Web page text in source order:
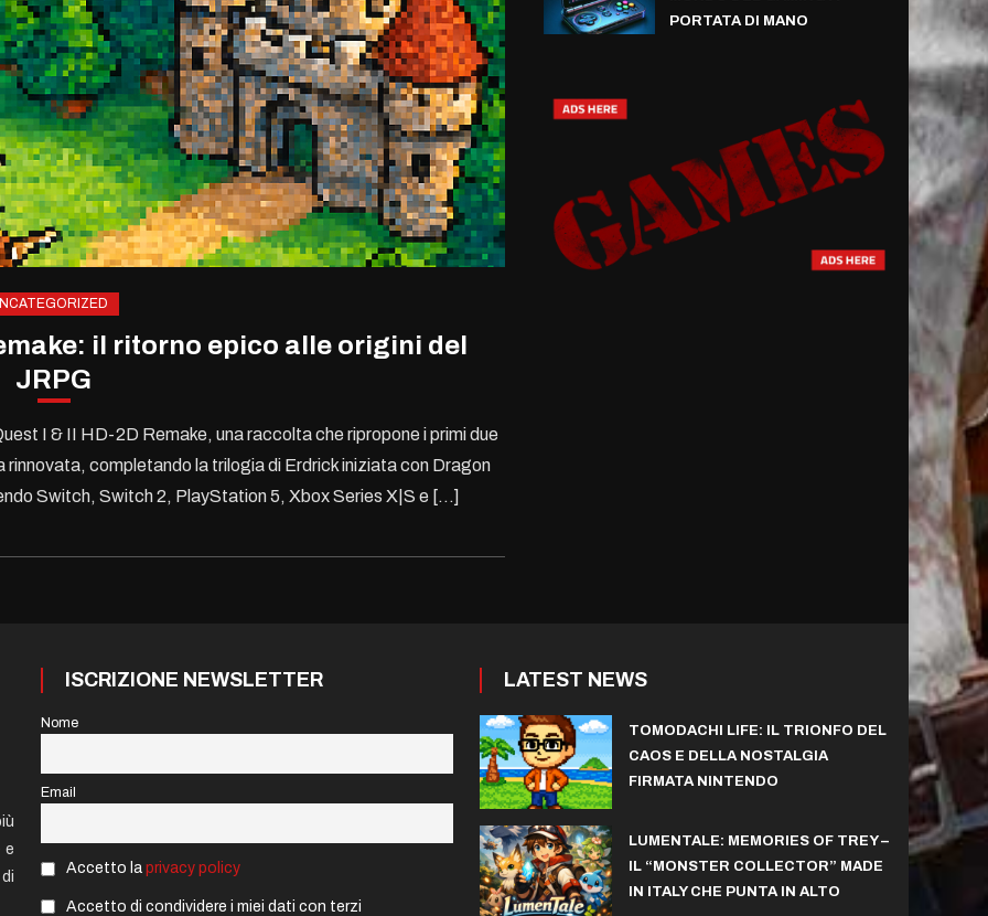
il ritorno epico alle origini del
JRPG
I & II HD-2D Remake, una raccolta che ripropone i primi due
completando la trilogia di Erdrick iniziata con Dragon
Switch, Switch 2, PlayStation 5, Xbox Series X|S e […]
PORTATA DI MANO
e
ISCRIZIONE NEWSLETTER
Nome
Email
Accetto laprivacy policy
Accetto di condividere i miei dati con terzi
LATEST NEWS
TOMODACHI LIFE: IL TRIONFO DEL
CAOS E DELLA NOSTALGIA
FIRMATA NINTENDO
LUMENTALE: MEMORIES OF TREY –
IL “MONSTER COLLECTOR” MADE
IN ITALY CHE PUNTA IN ALTO